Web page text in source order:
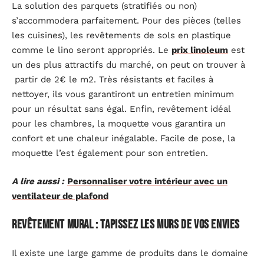
La solution des parquets (stratifiés ou non)
s’accommodera parfaitement. Pour des pièces (telles
les cuisines), les revêtements de sols en plastique
comme le lino seront appropriés. Le prix linoleum est
un des plus attractifs du marché, on peut on trouver à
partir de 2€ le m2. Très résistants et faciles à
nettoyer, ils vous garantiront un entretien minimum
pour un résultat sans égal. Enfin, revêtement idéal
pour les chambres, la moquette vous garantira un
confort et une chaleur inégalable. Facile de pose, la
moquette l’est également pour son entretien.
A lire aussi : Personnaliser votre intérieur avec un
ventilateur de plafond
Revêtement mural : tapissez les murs de vos envies
Il existe une large gamme de produits dans le domaine